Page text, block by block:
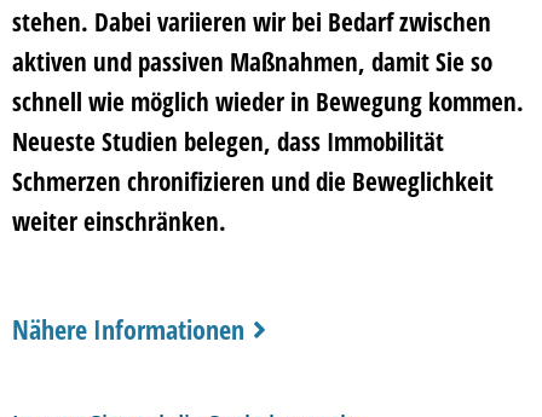
stehen. Dabei variieren wir bei Bedarf zwischen
aktiven und passiven Maßnahmen, damit Sie so
schnell wie möglich wieder in Bewegung kommen.
Neueste Studien belegen, dass Immobilität
Schmerzen chronifizieren und die Beweglichkeit
weiter einschränken.
Nähere Informationen